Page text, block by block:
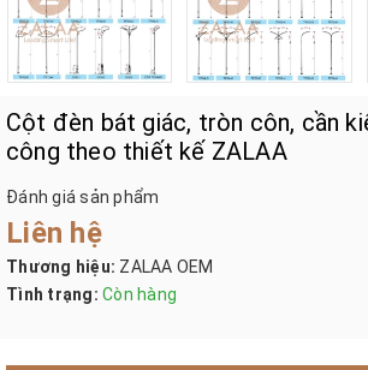
Cột đèn bát giác, tròn côn, cần
công theo thiết kế ZALAA
Đánh giá sản phẩm
Liên hệ
Thương hiệu: ZALAA OEM
Tình trạng: Còn hàng